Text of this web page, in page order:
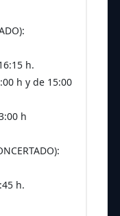
h.
h y de 15:00
h
h.